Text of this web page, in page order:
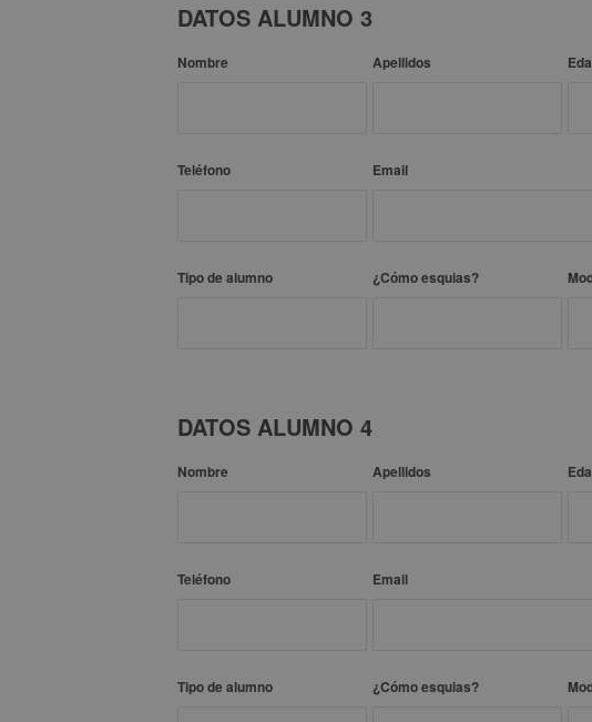
DATOS ALUMNO 3
Nombre Apellidos
Teléfono Email
Tipo de alumno ¿Cómo esquias?
DATOS ALUMNO 4
Nombre Apellidos
Teléfono Email
Tipo de alumno ¿Cómo esquias?